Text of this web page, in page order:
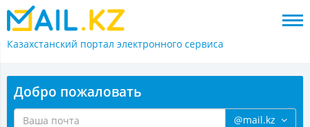
Казахстанский портал электронного сервиса
Добро пожаловать
@mail.kz